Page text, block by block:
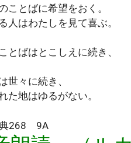
ことばに希望をおく。
人はわたしを見て喜ぶ。
とばはとこしえに続き、
世々に続き、
た地はゆるがない。
268 9A